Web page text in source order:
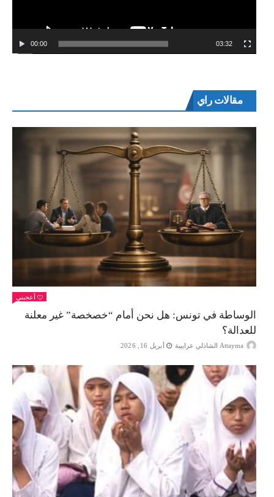
00:00 03:32
مقالات راي
أعجبني
الوساطة في تونس: هل نحن أمام “خصخصة” غير معلنة
للعدالة؟
Attayma الشاذلي عرايبية أبريل 16, 2026